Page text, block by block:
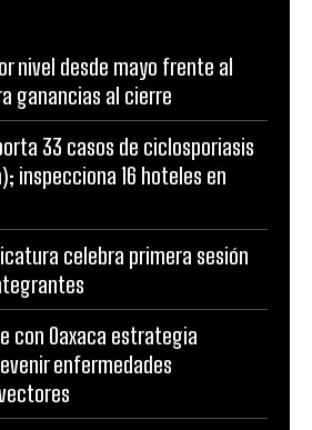
nivel desde mayo frente al
ganancias al cierre
33 casos de ciclosporiasis
inspecciona 16 hoteles en
celebra primera sesión
con Oaxaca estrategia
enfermedades